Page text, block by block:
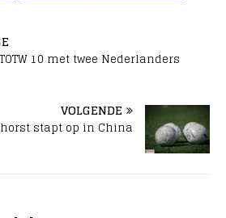
TOTW 10 met twee Nederlanders
VOLGENDE
stapt op in China